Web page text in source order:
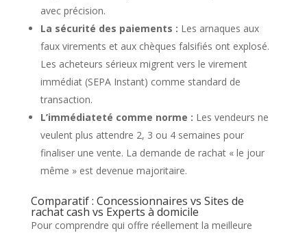
avec précision.
La sécurité des paiements : Les arnaques aux
faux virements et aux chèques falsifiés ont explosé.
Les acheteurs sérieux migrent vers le virement
immédiat (SEPA Instant) comme standard de
transaction.
L’immédiateté comme norme : Les vendeurs ne
veulent plus attendre 2, 3 ou 4 semaines pour
finaliser une vente. La demande de rachat « le jour
même » est devenue majoritaire.
Comparatif : Concessionnaires vs Sites de
rachat cash vs Experts à domicile
Pour comprendre qui offre réellement la meilleure